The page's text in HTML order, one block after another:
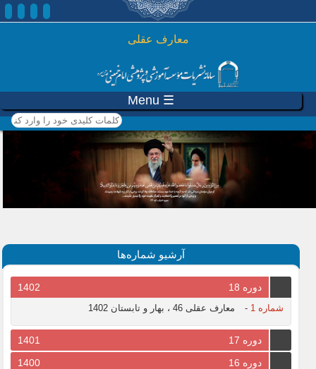
رفتن به محتوای اصلی
معارف عقلی
☰ Menu
کلمات کلیدی خود را وارد
کنید
آرشیو شماره‌ها
دوره 18 1402
شماره 1 - معارف عقلی 46 ، بهار و تابستان 1402
دوره 17
1401
دوره 16
1400